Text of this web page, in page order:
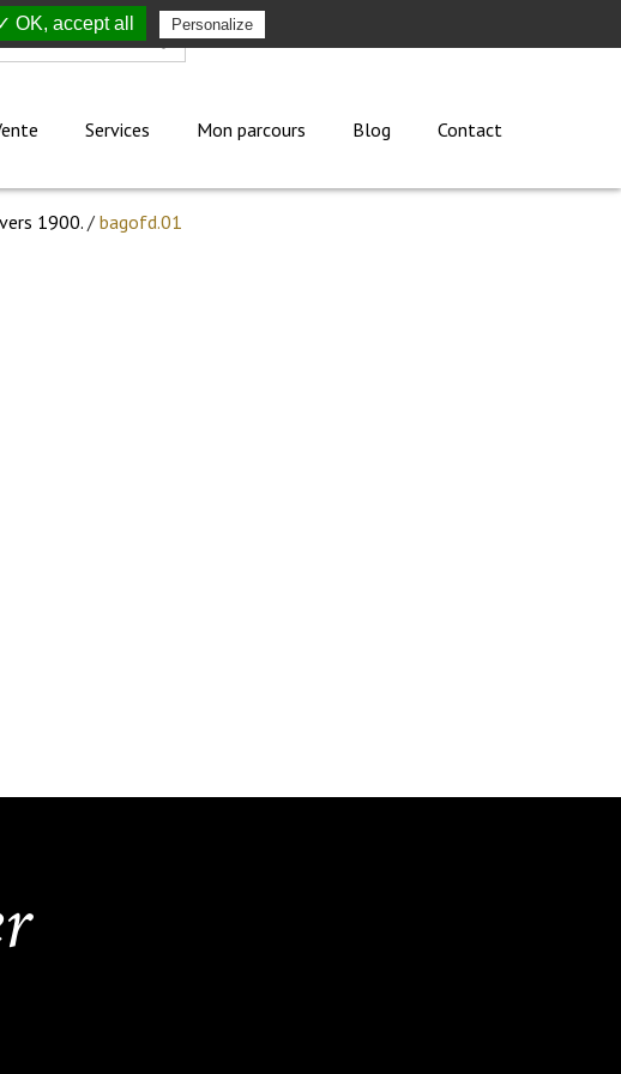
Services Mon parcours Blog Contact
1900. / bagofd.01
OK, accept all Personalize